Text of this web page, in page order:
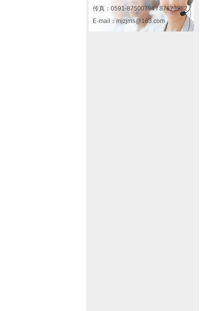
传真：0591-87500794 / 87623982
E-mail：mjzjms@163.com